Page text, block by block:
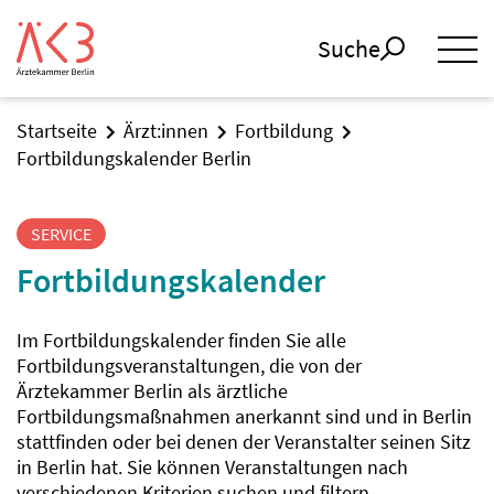
Suche
Startseite Ärzt:innen
Fortbildung
Fortbildungskalender Berlin
SERVICE
Fortbildungskalender
Im Fortbildungskalender finden Sie alle
Fortbildungsveranstaltungen, die von der
Ärztekammer Berlin als ärztliche
Fortbildungsmaßnahmen anerkannt sind und in Berlin
stattfinden oder bei denen der Veranstalter seinen Sitz
in Berlin hat. Sie können Veranstaltungen nach